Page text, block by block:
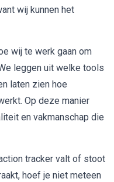
wij kunnen het
wij te werk gaan om
leggen uit welke tools
laten zien hoe
Op deze manier
en vakmanschap die
tracker valt of stoot
hoef je niet meteen